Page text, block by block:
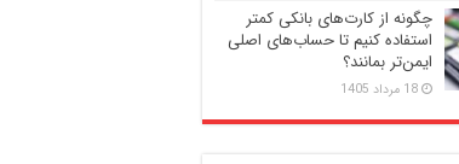
چگونه از کارت‌های بانکی کمتر
استفاده کنیم تا حساب‌های اصلی
ایمن‌تر بمانند؟
18 مرداد 1405